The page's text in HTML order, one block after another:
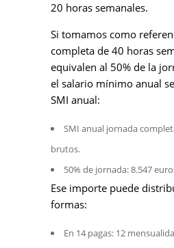
20 horas semanales.
Si tomamos como
completa de 40 horas
equivalen al 50% de la
el salario mínimo anual
SMI anual:
SMI anual jornada
brutos.
50% de jornada: 8.547
Ese importe puede
formas:
En 14 pagas: 12